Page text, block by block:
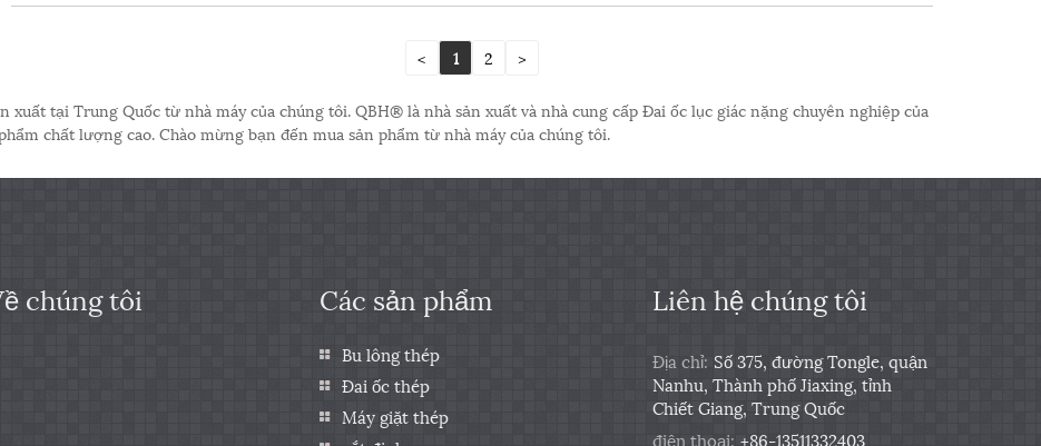
< 1 2 >
xuất tại Trung Quốc từ nhà máy của chúng tôi. QBH® là nhà sản xuất và nhà cung cấp Đai ốc lục giác nặng chuyên nghiệp của
chất lượng cao. Chào mừng bạn đến mua sản phẩm từ nhà máy của chúng tôi.
chúng tôi Các sản phẩm
Bu lông thép
Đai ốc thép
Máy giặt thép
Liên hệ chúng tôi
Địa chỉ: Số 375, đường Tongle, quận
Nanhu, Thành phố Jiaxing, tỉnh
Chiết Giang, Trung Quốc
điện thoại: +86-13511332403